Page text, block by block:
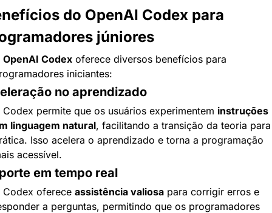
do OpenAI Codex para
júniores
OpenAI Codex oferece diversos benefícios para
iniciantes:
no aprendizado
Codex permite que os usuários experimentem instruções
linguagem natural, facilitando a transição da teoria
Isso acelera o aprendizado e torna a programação
acessível.
em tempo real
Codex oferece assistência valiosa para corrigir erros e
a perguntas, permitindo que os programadores